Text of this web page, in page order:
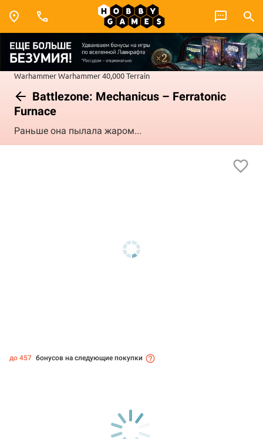
WarhammerWarhammer 40,000Terrain
Battlezone: Mechanicus – Ferratonic
Furnace
Раньше она пылала жаром...
до 457 бонусов на следующие покупки